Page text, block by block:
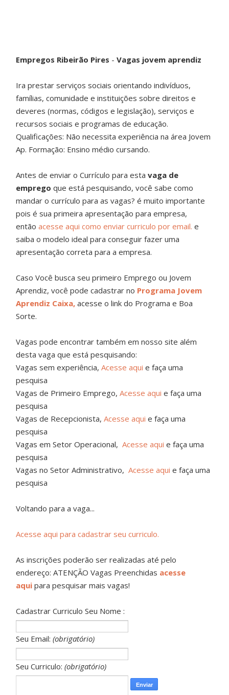
Empregos Ribeirão Pires -Vagas jovem aprendiz
Ira prestar serviços sociais orientando indivíduos,
famílias, comunidade e instituições sobre direitos e
deveres (normas, códigos e legislação), serviços e
recursos sociais e programas de educação.
Qualificações: Não necessita experiência na área Jovem
Ap. Formação: Ensino médio cursando.
Antes de enviar o Currículo para estavaga de
empregoque está pesquisando, você sabe como
mandar o currículo para as vagas? é muito importante
pois é sua primeira apresentação para empresa,
entãoacesse aqui como enviar curriculo por email. e
saiba o modelo ideal para conseguir fazer uma
apresentação correta para a empresa.
Caso Você busca seu primeiro Emprego ou Jovem
Aprendiz, você pode cadastrar no Programa Jovem
Aprendiz Caixa, acesse o link do Programa e Boa
Sorte.
Vagas pode encontrar também em nosso site além
desta vaga que está pesquisando:
Vagas sem experiência,Acesse aqui e faça uma
pesquisa
Vagas de Primeiro Emprego,Acesse aqui e faça uma
pesquisa
Vagas de Recepcionista,Acesse aqui e faça uma
pesquisa
Vagas em Setor Operacional,Acesse aqui e faça uma
pesquisa
Vagas no Setor Administrativo,Acesse aqui e faça uma
pesquisa
Voltando para a vaga...
Acesse aqui para cadastrar seu curriculo.
As inscrições poderão ser realizadas até pelo
endereço: ATENÇÃO Vagas Preenchidas acesse
aqui para pesquisar mais vagas!
Cadastrar Curriculo Seu Nome :
Seu Email:(obrigatório)
Seu Curriculo:(obrigatório)